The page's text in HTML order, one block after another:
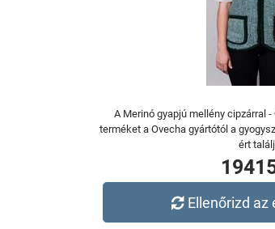
A Merinó gyapjú mellény cipzárral
terméket a Ovecha gyártótól a
ért
Ellenőrizd